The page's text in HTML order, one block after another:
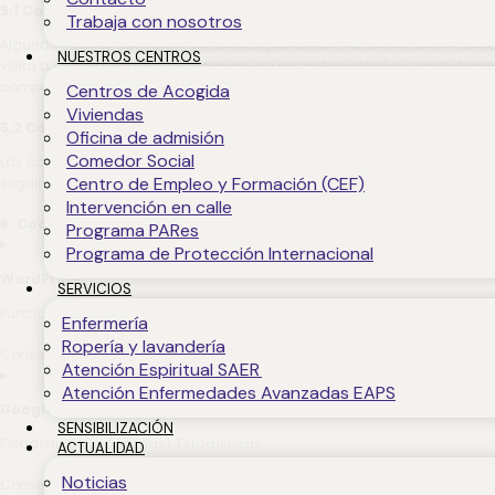
Trabaja con nosotros
NUESTROS CENTROS
Centros de Acogida
Viviendas
Oficina de admisión
Comedor Social
Centro de Empleo y Formación (CEF)
Intervención en calle
Programa PARes
Programa de Protección Internacional
SERVICIOS
Enfermería
Ropería y lavandería
Atención Espiritual SAER
Atención Enfermedades Avanzadas EAPS
SENSIBILIZACIÓN
ACTUALIDAD
Noticias
5.1 Cookies técnicas o funcionales
Algunas cookies aseguran que ciertas partes de la web funcionen
visita a nuestra web. De esta manera, no necesitas introducir
compra hasta que hayas pagado. Podemos colocar estas cookies sin
5.2 Cookies de marketing/seguimiento
Las cookies de marketing/seguimiento son cookies, o cualquier otra
seguimiento del usuario en esta web o en varias webs con fines de
6. Cookies usadas
WordPress
Funcional
Consent to service wordpress
Estadísticas (anónimas), Estadísticas
Consent to service google-analytics